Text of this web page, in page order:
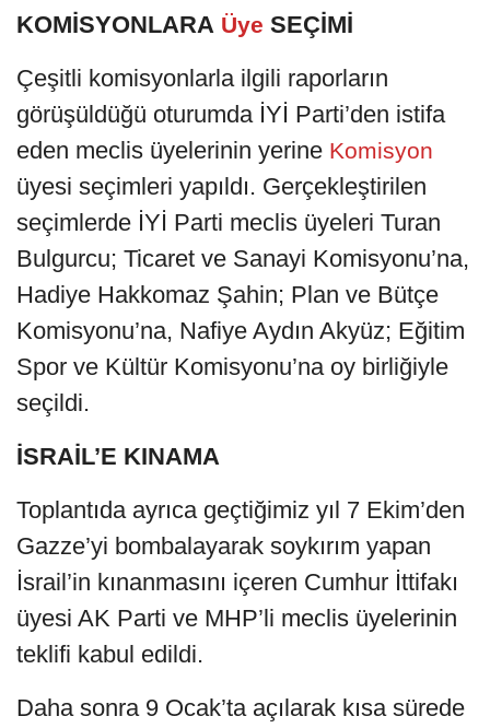
KOMİSYONLARA Üye SEÇİMİ
Çeşitli komisyonlarla ilgili raporların
görüşüldüğü oturumda İYİ Parti’den istifa
eden meclis üyelerinin yerine Komisyon
üyesi seçimleri yapıldı. Gerçekleştirilen
seçimlerde İYİ Parti meclis üyeleri Turan
Bulgurcu; Ticaret ve Sanayi Komisyonu’na,
Hadiye Hakkomaz Şahin; Plan ve Bütçe
Komisyonu’na, Nafiye Aydın Akyüz; Eğitim
Spor ve Kültür Komisyonu’na oy birliğiyle
seçildi.
İSRAİL’E KINAMA
Toplantıda ayrıca geçtiğimiz yıl 7 Ekim’den
Gazze’yi bombalayarak soykırım yapan
İsrail’in kınanmasını içeren Cumhur İttifakı
üyesi AK Parti ve MHP’li meclis üyelerinin
teklifi kabul edildi.
Daha sonra 9 Ocak’ta açılarak kısa sürede